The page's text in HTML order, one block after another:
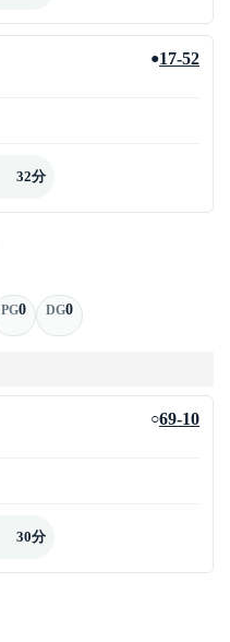
●17-52
32分
PG0 DG0
○69-10
30分